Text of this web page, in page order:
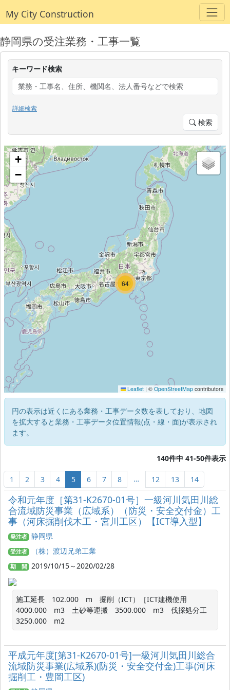
My City Construction
静岡県の受注業務・工事一覧
キーワード検索
詳細検索
検索
64
140
+
−
Leaflet | © OpenStreetMap contributors
円の表示は近くにある業務・工事データ数を表しており、地図
を拡大すると業務・工事データ位置情報(点・線・面)が表示され
ます。
140件中 41-50件表示
1 2 3 4 5 6 7 8 … 12 13 14
令和元年度［第31-K2670-01号］一級河川気田川総
合流域防災事業（広域系）（防災・安全交付金）工
事（河床掘削伐木工・宮川工区）【ICT導入型】
発注者 静岡県
受注者 （株）渡辺兄弟工業
期 間 2019/10/15～2020/02/28
施工延長　102.000　m　掘削（ICT）［ICT建機使用
4000.000　m3　土砂等運搬　3500.000　m3　伐採処分工
3250.000　m2
平成元年度[第31-K2670-01号]一級河川気田川総合
流域防災事業(広域系)(防災・安全交付金)工事(河床
掘削工・豊岡工区)